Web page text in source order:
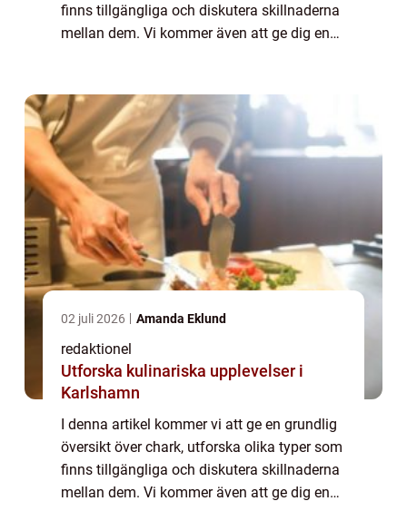
finns tillgängliga och diskutera skillnaderna
mellan dem. Vi kommer även att ge dig en
02 juli 2026 Amanda Eklund
redaktionel
Utforska kulinariska upplevelser i
Karlshamn
I denna artikel kommer vi att ge en grundlig
översikt över chark, utforska olika typer som
finns tillgängliga och diskutera skillnaderna
mellan dem. Vi kommer även att ge dig en